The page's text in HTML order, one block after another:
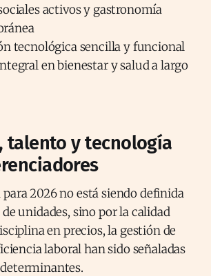
activos y gastronomía
tecnológica sencilla y funcional
en bienestar y salud a largo
talento y tecnología
2026 no está siendo definida
unidades, sino por la calidad
en precios, la gestión de
laboral han sido señaladas